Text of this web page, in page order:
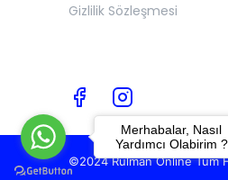
Gizlilik Sözleşmesi
©2024 Rulman Online Tüm
Merhabalar, Nasıl
Yardımcı Olabirim ?